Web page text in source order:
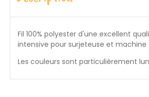
Fil 100% polyester d'une excellent
intensive pour surjeteuse et machine
Les couleurs sont particulièrement